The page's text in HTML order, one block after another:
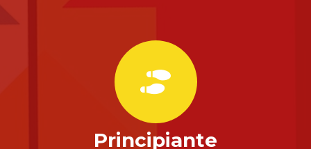
Principiante